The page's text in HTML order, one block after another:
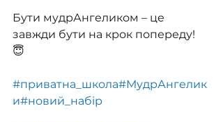
Бути мудрАнгеликом – це
завжди бути на крок попереду!
😇
#приватна_школа#МудрАнгелик
и#новий_набір